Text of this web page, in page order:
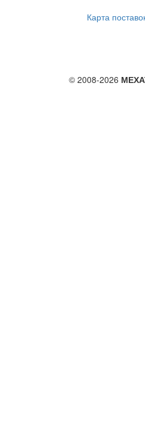
Карта
© 2008-2026